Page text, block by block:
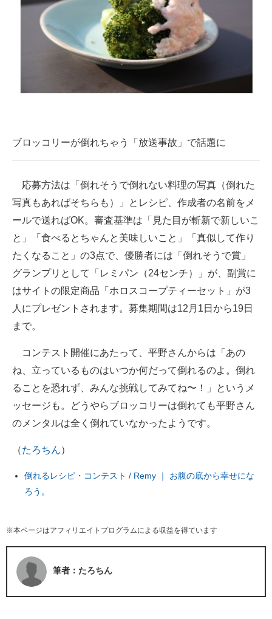
ブロッコリーが倒れちゃう「放送事故」で話題に
応募方法は「倒れそうで倒れない料理の写真（倒れた
写真もあればそちらも）」とレシピ、作成者の名前をメ
ールで送ればOK。審査基準は「見た目が斬新で新しいこ
と」「食べるとちゃんと美味しいこと」「真似して作り
たくなること」の3点で、優勝者には「倒れそうで賞」
グランプリとして「レミパン（24センチ）」が、副賞に
はサイトの限定商品「ホロスコープティーセット」が3
人にプレゼントされます。募集期間は12月1日から19日
まで。
コンテスト開催にあたって、平野さんからは「あの
ね、立っているものはいつか何だって倒れるのよ。倒れ
ることを恐れず、みんな挑戦してみてね〜！」というメ
ッセージも。どうやらブロッコリーは倒れても平野さん
のメンタルは全く倒れていなかったようです。
（たろちん）
倒れるレシピ・コンテスト / Remy ｜ お腹の底から幸せにな
ろう。
※本ページはアフィリエイトプログラムによる収益を得ています
筆者：たろちん